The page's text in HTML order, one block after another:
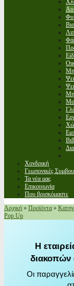
Χονδρική
Γεωπονικές
Τα νέα μας
Επικοινωνία
Που βρισκόμαστε
Αρχική » Προϊόντα »
Pop Up
Η
διακοπών
Οι